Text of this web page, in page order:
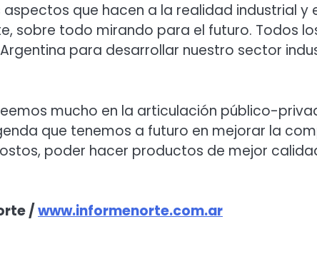
que hacen a la realidad industrial y
sobre todo mirando para el futuro. Todos
para desarrollar nuestro sector
mucho en la articulación público-
que tenemos a futuro en mejorar la
poder hacer productos de mejor
/www.informenorte.com.ar